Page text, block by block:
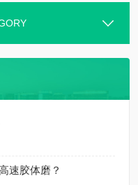
速胶体磨？